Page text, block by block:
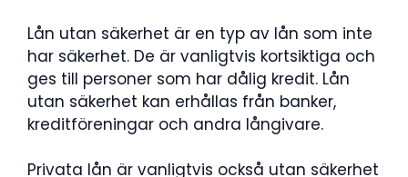
Lån utan säkerhet är en typ av lån som inte
har säkerhet. De är vanligtvis kortsiktiga och
ges till personer som har dålig kredit. Lån
utan säkerhet kan erhållas från banker,
kreditföreningar och andra långivare.
Privata lån är vanligtvis också utan säkerhet